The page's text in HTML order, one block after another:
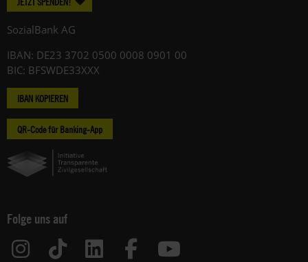
SozialBank AG
IBAN: DE23 3702 0500 0008 0901 00
BIC: BFSWDE33XXX
IBAN KOPIEREN
QR-Code für Banking-App
Folge uns auf